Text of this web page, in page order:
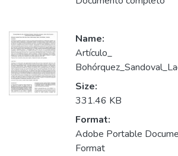
Name:
Artículo_
Size:
331.46 KB
Format:
Adobe Portable
Format